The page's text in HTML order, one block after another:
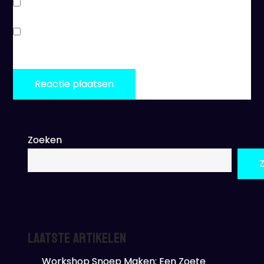
Zoeken
Laatste artikelen